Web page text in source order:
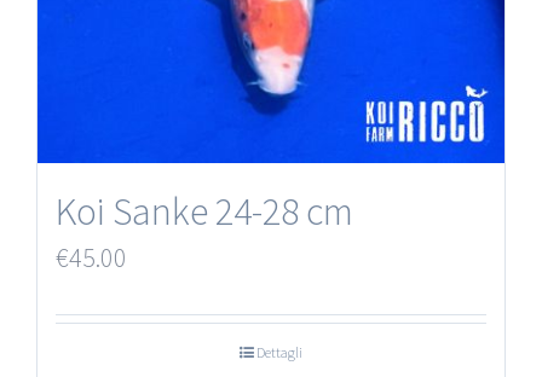
Koi Sanke 24-28 cm
€45.00
Dettagli